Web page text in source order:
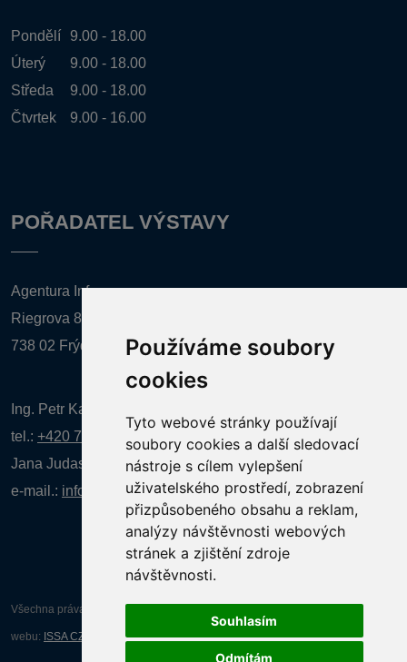
Používáme soubory
cookies
Tyto webové stránky používají
soubory cookies a další sledovací
nástroje s cílem vylepšení
uživatelského prostředí, zobrazení
přizpůsobeného obsahu a reklam,
analýzy návštěvnosti webových
stránek a zjištění zdroje
návštěvnosti.
Souhlasím
Odmítám
Pondělí
9.00 - 18.00
Úterý
9.00 - 18.00
Středa
9.00 - 18.00
Čtvrtek
9.00 - 16.00
POŘADATEL VÝSTAVY
Agentura Inforpres, s.r.o.
Riegrova 857
738 02 Frýdek-Místek
Ing. Petr Kalenda,
tel.: +420 777 080 867
(EN comunication)
Jana Judasová, administrativa tel.: +420 737 169 106
e-mail.: info@infotherma.cz
Všechna práva vyhrazena AGENTURA INFORPRES s.r.o. Tvorba a provoz
webu: ISSA CZECH s.r.o.